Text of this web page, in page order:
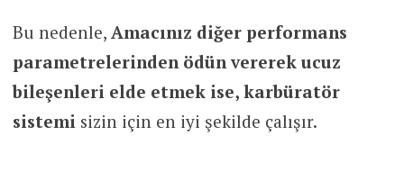
Bu nedenle, Amacınız diğer performans
parametrelerinden ödün vererek ucuz
bileşenleri elde etmek ise, karbüratör
sistemi sizin için en iyi şekilde çalışır.